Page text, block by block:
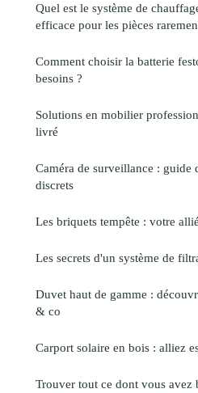
Quel est le système de
efficace pour les pièces
Comment choisir la batterie
besoins ?
Solutions en mobilier
livré
Caméra de surveillance : guide
discrets
Les briquets tempête : votre
Les secrets d'un système de
Duvet haut de gamme :
& co
Carport solaire en bois : alliez
Trouver tout ce dont vous avez